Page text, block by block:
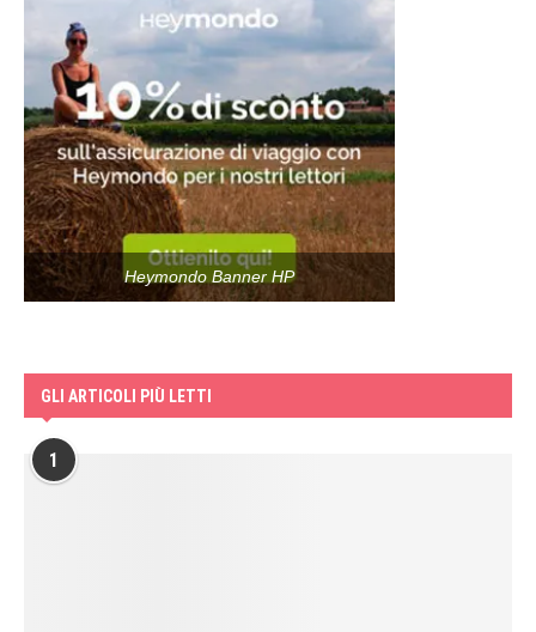
Heymondo Banner HP
GLI ARTICOLI PIÙ LETTI
1